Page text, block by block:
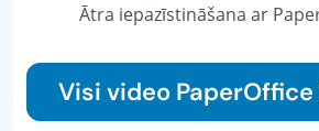
Ātra iepazīstināšana ar
Visi video